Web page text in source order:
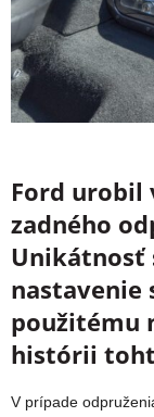
Ford urobil
zadného
Unikátnosť
nastavenie
použitému
histórii
V prípade